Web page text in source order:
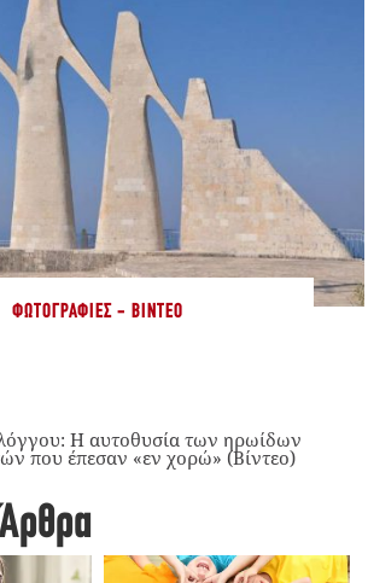
ΦΩΤΟΓΡΑΦΊΕΣ - ΒΊΝΤΕΟ
Η αυτοθυσία των ηρωίδων
που έπεσαν «εν χορώ» (Βίντεο)